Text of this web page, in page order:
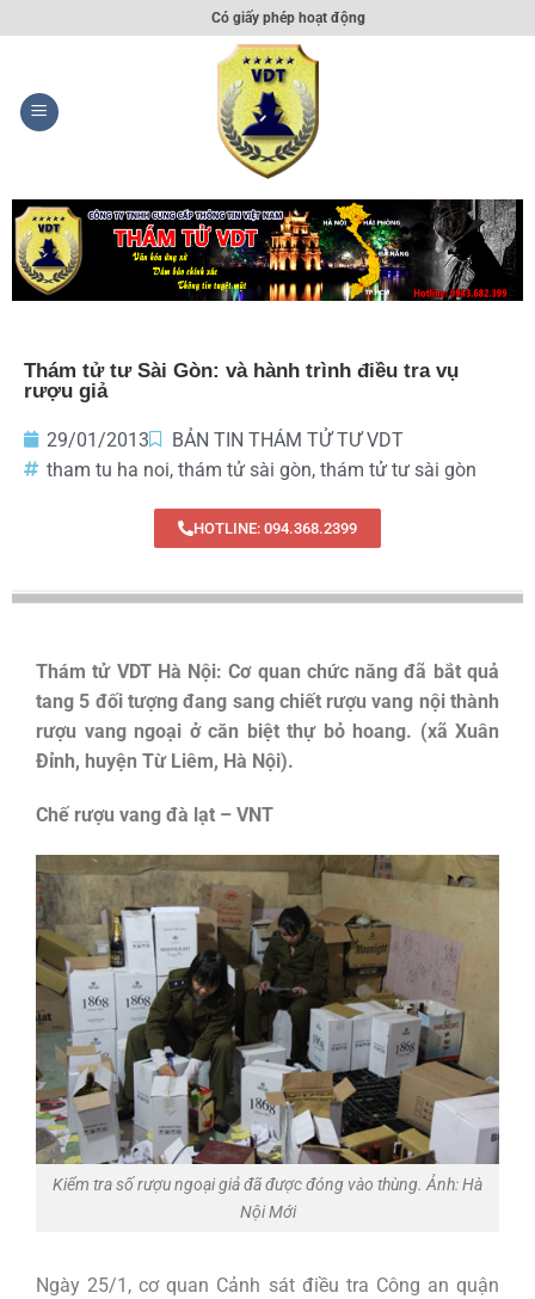
Có giấy phép hoạt động
Thám tử tư Sài Gòn: và hành trình điều tra vụ
rượu giả
29/01/2013
BẢN TIN THÁM TỬ TƯ VDT
tham tu ha noi, thám tử sài gòn, thám tử tư sài gòn
HOTLINE: 094.368.2399
Thám tử VDT Hà Nội: Cơ quan chức năng đã bắt quả
tang 5 đối tượng đang sang chiết rượu vang nội thành
rượu vang ngoại ở căn biệt thự bỏ hoang. (xã Xuân
Đỉnh, huyện Từ Liêm, Hà Nội).
Chế rượu vang đà lạt – VNT
Kiểm tra số rượu ngoại giả đã được đóng vào thùng. Ảnh: Hà
Nội Mới
Ngày 25/1, cơ quan Cảnh sát điều tra Công an quận